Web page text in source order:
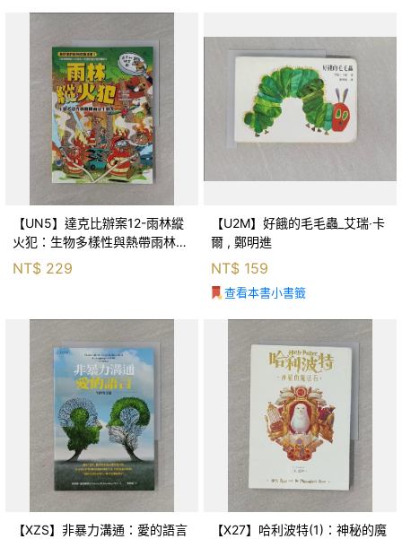
【UN5】達克比辦案12-雨林縱
火犯：生物多樣性與熱帶雨林生
態系_柯智元
NT$ 229
【U2M】好餓的毛毛蟲_艾瑞‧卡
爾 , 鄭明進
NT$ 159
查看本書小書籤
【XZS】非暴力溝通：愛的語言
【X27】哈利波特(1)：神秘的魔